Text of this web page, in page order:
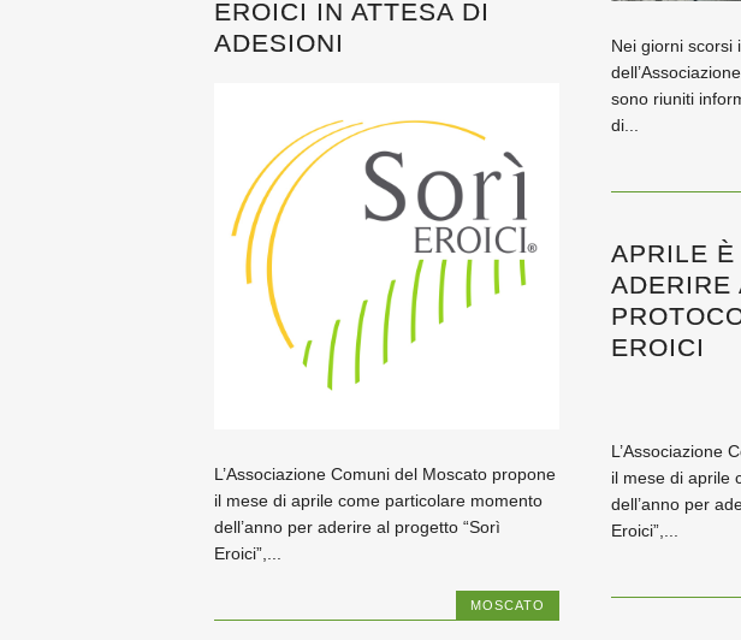
Nei giorni scorsi
sono riuniti
di...
EROICI IN ATTESA DI
ADESIONI
L’Associazione Comuni del Moscato propone
il mese di aprile come particolare momento
dell’anno per aderire al progetto “Sorì
Eroici”,...
MOSCATO
APRILE
ADERIRE
EROICI
L’Associazione
il mese di aprile
dell’anno per
Eroici”,...